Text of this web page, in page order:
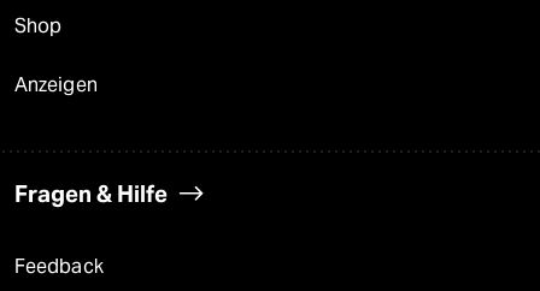
Shop
Anzeigen
Fragen & Hilfe
Feedback